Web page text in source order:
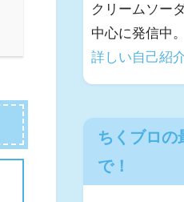
クリームソー
中心に発信中。
詳しい自己紹
ちくブロの
で！